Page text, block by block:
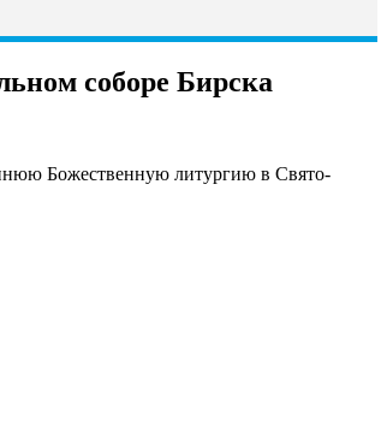
соборе Бирска
Божественную литургию в Свято-